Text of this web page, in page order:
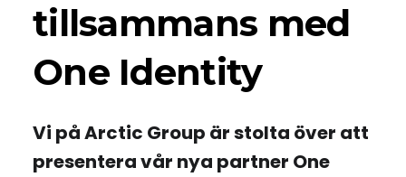
tillsammans med
One Identity
Vi på Arctic Group är stolta över att
presentera vår nya partner One